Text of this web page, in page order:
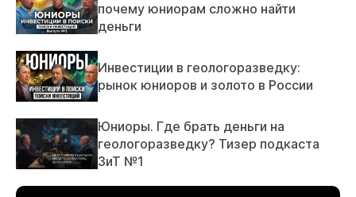
почему юниорам сложно найти
деньги
Инвестиции в геологоразведку:
рынок юниоров и золото в России
Юниоры. Где брать деньги на
геологоразведку? Тизер подкаста
ЗиТ №1